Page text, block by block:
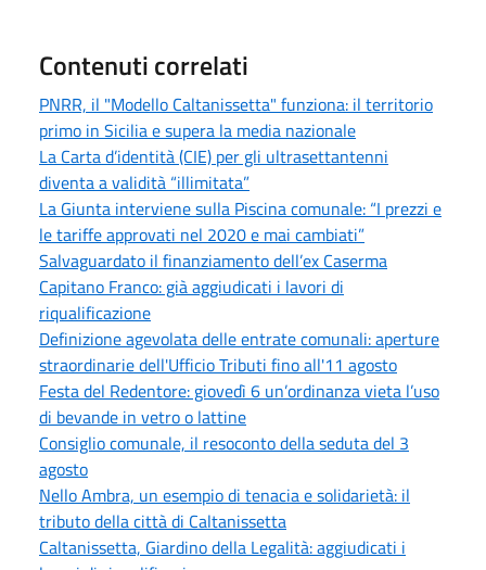
Contenuti correlati
PNRR, il "Modello Caltanissetta" funziona: il territorio
primo in Sicilia e supera la media nazionale
La Carta d’identità (CIE) per gli ultrasettantenni
diventa a validità “illimitata”
La Giunta interviene sulla Piscina comunale: “I prezzi e
le tariffe approvati nel 2020 e mai cambiati”
Salvaguardato il finanziamento dell’ex Caserma
Capitano Franco: già aggiudicati i lavori di
riqualificazione
Definizione agevolata delle entrate comunali: aperture
straordinarie dell'Ufficio Tributi fino all'11 agosto
Festa del Redentore: giovedì 6 un’ordinanza vieta l’uso
di bevande in vetro o lattine
Consiglio comunale, il resoconto della seduta del 3
agosto
Nello Ambra, un esempio di tenacia e solidarietà: il
tributo della città di Caltanissetta
Caltanissetta, Giardino della Legalità: aggiudicati i